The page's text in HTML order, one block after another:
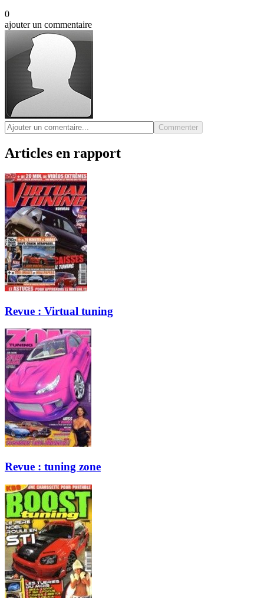
0
ajouter un commentaire
Commenter
Articles en rapport
Revue : Virtual tuning
Revue : tuning zone